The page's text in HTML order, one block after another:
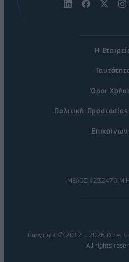
Η
Όροι
Πολιτική
ΜΕΛΟΣ #232470
Copyright © 2012 - 2026
All rights